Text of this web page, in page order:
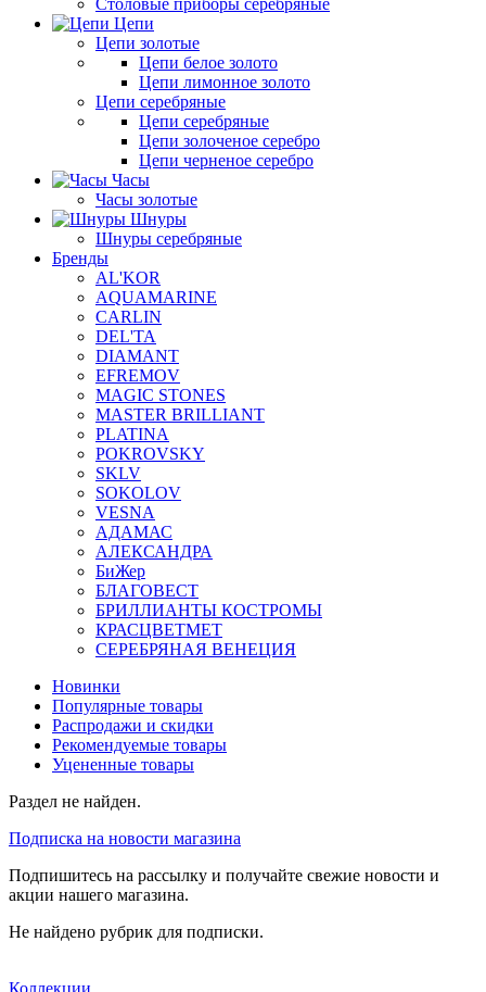
Столовые приборы серебряные
Цепи
Цепи золотые
Цепи белое золото
Цепи лимонное золото
Цепи серебряные
Цепи серебряные
Цепи золоченое серебро
Цепи черненое серебро
Часы
Часы золотые
Шнуры
Шнуры серебряные
Бренды
AL'KOR
AQUAMARINE
CARLIN
DEL'TA
DIAMANT
EFREMOV
MAGIC STONES
MASTER BRILLIANT
PLATINA
POKROVSKY
SKLV
SOKOLOV
VESNA
АДАМАС
АЛЕКСАНДРА
БиЖер
БЛАГОВЕСТ
БРИЛЛИАНТЫ КОСТРОМЫ
КРАСЦВЕТМЕТ
СЕРЕБРЯНАЯ ВЕНЕЦИЯ
Новинки
Популярные товары
Распродажи и скидки
Рекомендуемые товары
Уцененные товары
Раздел не найден.
Подписка на новости магазина
Подпишитесь на рассылку и получайте свежие новости и
акции нашего магазина.
Не найдено рубрик для подписки.
Коллекции